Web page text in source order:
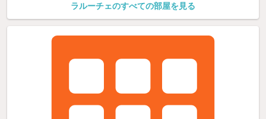
ラルーチェのすべての部屋を見る